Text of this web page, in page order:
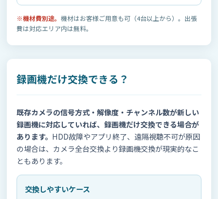
※機材費別途。 機材はお客様ご用意も可（4台以上から）。出張
費は対応エリア内は無料。
録画機だけ交換できる？
既存カメラの信号方式・解像度・チャンネル数が新しい
録画機に対応していれば、録画機だけ交換できる場合が
あります。 HDD故障やアプリ終了、遠隔視聴不可が原因
の場合は、カメラ全台交換より録画機交換が現実的なこ
ともあります。
交換しやすいケース